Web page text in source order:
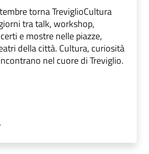
torna TreviglioCultura
tra talk, workshop,
e mostre nelle piazze,
della città. Cultura, curiosità
nel cuore di Treviglio.